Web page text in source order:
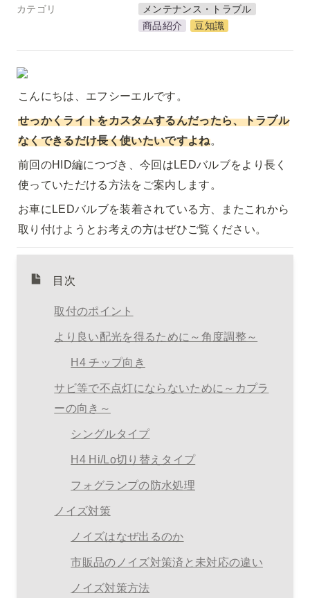
カテゴリ
メンテナンス・トラブル
商品紹介
豆知識
こんにちは、エフシーエルです。
せっかくライトをカスタムするんだったら、トラブル
なくできるだけ長く使いたいですよね。
前回のHID編につづき、今回はLEDバルブをより長く
使っていただける方法をご案内します。
お車にLEDバルブを装着されている方、またこれから
取り付けようとお考えの方はぜひご覧ください。
目次
取付のポイント
より良い配光を得るために～角度調整～
H4 チップ向き
サビ等で不点灯にならないために～ カプラ
ーの向き～
シングルタイプ
H4 Hi/Lo切り替えタイプ
フォグランプの防水処理
ノイズ対策
ノイズはなぜ出るのか
市販品のノイズ対策済と未対応の違い
ノイズ対策方法